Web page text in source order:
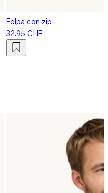
Felpa con zip
32.95 CHF